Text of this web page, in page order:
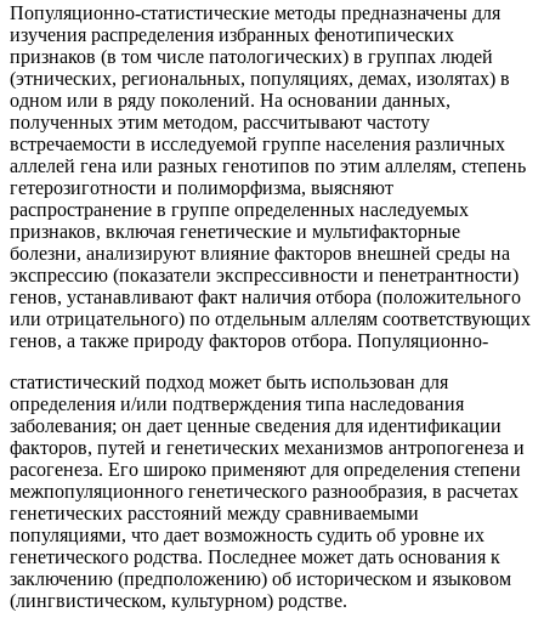
Популяционно-статистические методы предназначены для
изучения распределения избранных фенотипических
признаков (в том числе патологических) в группах людей
(этнических, региональных, популяциях, демах, изолятах) в
одном или в ряду поколений. На основании данных,
полученных этим методом, рассчитывают частоту
встречаемости в исследуемой группе населения различных
аллелей гена или разных генотипов по этим аллелям, степень
гетерозиготности и полиморфизма, выясняют
распространение в группе определенных наследуемых
признаков, включая генетические и мультифакторные
болезни, анализируют влияние факторов внешней среды на
экспрессию (показатели экспрессивности и пенетрантности)
генов, устанавливают факт наличия отбора (положительного
или отрицательного) по отдельным аллелям соответствующих
генов, а также природу факторов отбора. Популяционно-
статистический подход может быть использован для
определения и/или подтверждения типа наследования
заболевания; он дает ценные сведения для идентификации
факторов, путей и генетических механизмов антропогенеза и
расогенеза. Его широко применяют для определения степени
межпопуляционного генетического разнообразия, в расчетах
генетических расстояний между сравниваемыми
популяциями, что дает возможность судить об уровне их
генетического родства. Последнее может дать основания к
заключению (предположению) об историческом и языковом
(лингвистическом, культурном) родстве.